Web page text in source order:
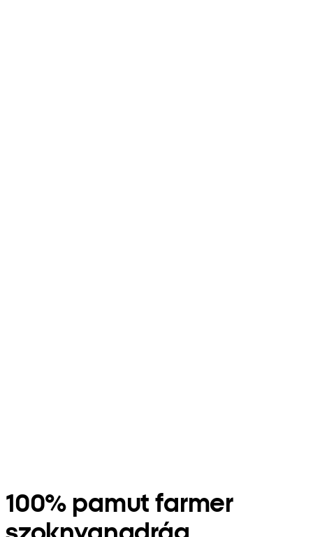
100% pamut farmer